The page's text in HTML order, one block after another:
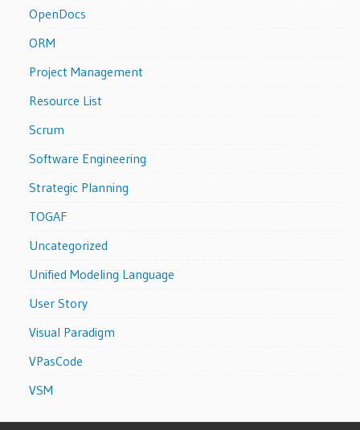
OpenDocs
ORM
Project Management
Resource List
Scrum
Software Engineering
Strategic Planning
TOGAF
Uncategorized
Unified Modeling Language
User Story
Visual Paradigm
VPasCode
VSM